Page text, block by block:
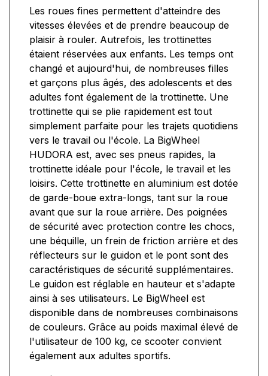
Les roues fines permettent d'atteindre des
vitesses élevées et de prendre beaucoup de
plaisir à rouler. Autrefois, les trottinettes
étaient réservées aux enfants. Les temps ont
changé et aujourd'hui, de nombreuses filles
et garçons plus âgés, des adolescents et des
adultes font également de la trottinette. Une
trottinette qui se plie rapidement est tout
simplement parfaite pour les trajets quotidiens
vers le travail ou l'école. La BigWheel
HUDORA est, avec ses pneus rapides, la
trottinette idéale pour l'école, le travail et les
loisirs. Cette trottinette en aluminium est dotée
de garde-boue extra-longs, tant sur la roue
avant que sur la roue arrière. Des poignées
de sécurité avec protection contre les chocs,
une béquille, un frein de friction arrière et des
réflecteurs sur le guidon et le pont sont des
caractéristiques de sécurité supplémentaires.
Le guidon est réglable en hauteur et s'adapte
ainsi à ses utilisateurs. Le BigWheel est
disponible dans de nombreuses combinaisons
de couleurs. Grâce au poids maximal élevé de
l'utilisateur de 100 kg, ce scooter convient
également aux adultes sportifs.